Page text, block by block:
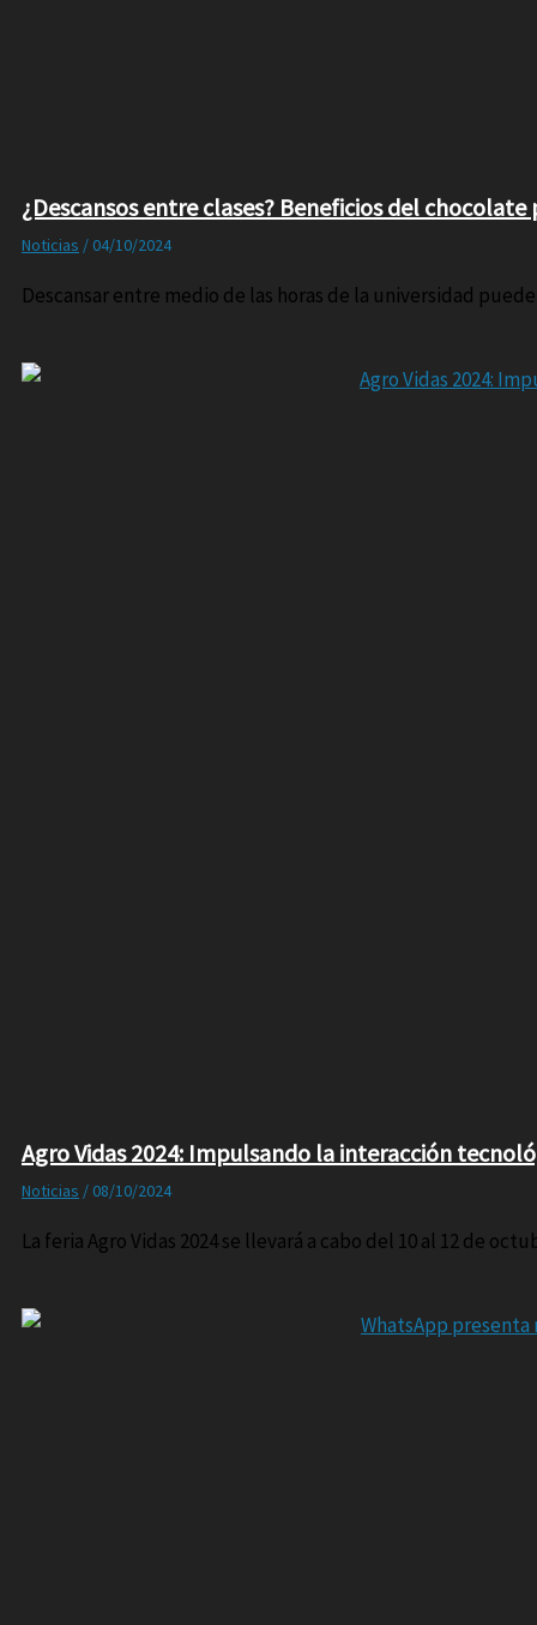
¿Descansos entre clases? Beneficios del
Noticias / 04/10/2024
Descansar entre medio de las horas de la universidad
Agro Vidas 2024: Impulsando la interacción
Noticias / 08/10/2024
La feria Agro Vidas 2024 se llevará a cabo del 10 al 12 de